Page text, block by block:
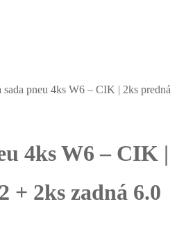
sada pneu 4ks W6 – CIK | 2ks predná
4ks W6 – CIK |
+ 2ks zadná 6.0